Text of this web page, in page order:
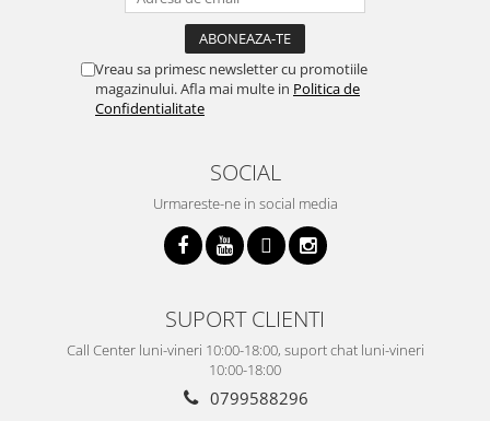
Vreau sa primesc newsletter cu promotiile
magazinului. Afla mai multe in Politica de
Confidentialitate
SOCIAL
Urmareste-ne in social media
SUPORT CLIENTI
Call Center luni-vineri 10:00-18:00, suport chat luni-vineri
10:00-18:00
0799588296